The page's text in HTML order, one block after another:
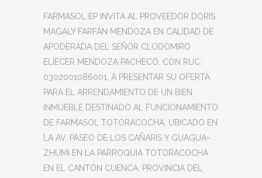
FARMASOL EP INVITA AL PROVEEDOR DORIS
MAGALY FARFÁN MENDOZA EN CALIDAD DE
APODERADA DEL SEÑOR CLODOMIRO
ELIECER MENDOZA PACHECO, CON RUC:
0302001086001, A PRESENTAR SU OFERTA
PARA EL ARRENDAMIENTO DE UN BIEN
INMUEBLE DESTINADO AL FUNCIONAMIENTO
DE FARMASOL TOTORACOCHA, UBICADO EN
LA AV. PASEO DE LOS CAÑARIS Y GUAGUA-
ZHUMI EN LA PARROQUIA TOTORACOCHA
EN EL CANTÓN CUENCA, PROVINCIA DEL